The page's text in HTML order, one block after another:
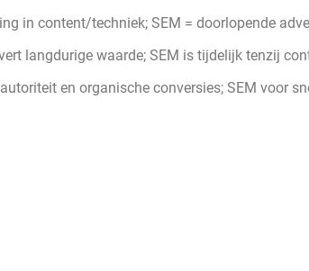
in content/techniek; SEM = doorlopende
langdurige waarde; SEM is tijdelijk tenzij
en organische conversies; SEM voor